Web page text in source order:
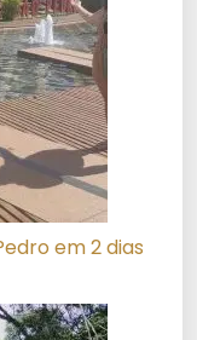
em 2 dias